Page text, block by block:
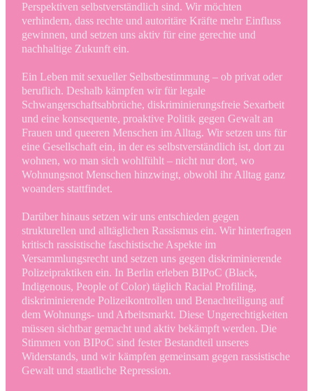
Perspektiven selbstverständlich sind. Wir möchten
verhindern, dass rechte und autoritäre Kräfte mehr Einfluss
gewinnen, und setzen uns aktiv für eine gerechte und
nachhaltige Zukunft ein.
Ein Leben mit sexueller Selbstbestimmung – ob privat oder
beruflich. Deshalb kämpfen wir für legale
Schwangerschaftsabbrüche, diskriminierungsfreie Sexarbeit
und eine konsequente, proaktive Politik gegen Gewalt an
Frauen und queeren Menschen im Alltag. Wir setzen uns für
eine Gesellschaft ein, in der es selbstverständlich ist, dort zu
wohnen, wo man sich wohlfühlt – nicht nur dort, wo
Wohnungsnot Menschen hinzwingt, obwohl ihr Alltag ganz
woanders stattfindet.
Darüber hinaus setzen wir uns entschieden gegen
strukturellen und alltäglichen Rassismus ein. Wir hinterfragen
kritisch rassistische faschistische Aspekte im
Versammlungsrecht und setzen uns gegen diskriminierende
Polizeipraktiken ein. In Berlin erleben BIPoC (Black,
Indigenous, People of Color) täglich Racial Profiling,
diskriminierende Polizeikontrollen und Benachteiligung auf
dem Wohnungs- und Arbeitsmarkt. Diese Ungerechtigkeiten
müssen sichtbar gemacht und aktiv bekämpft werden. Die
Stimmen von BIPoC sind fester Bestandteil unseres
Widerstands, und wir kämpfen gemeinsam gegen rassistische
Gewalt und staatliche Repression.